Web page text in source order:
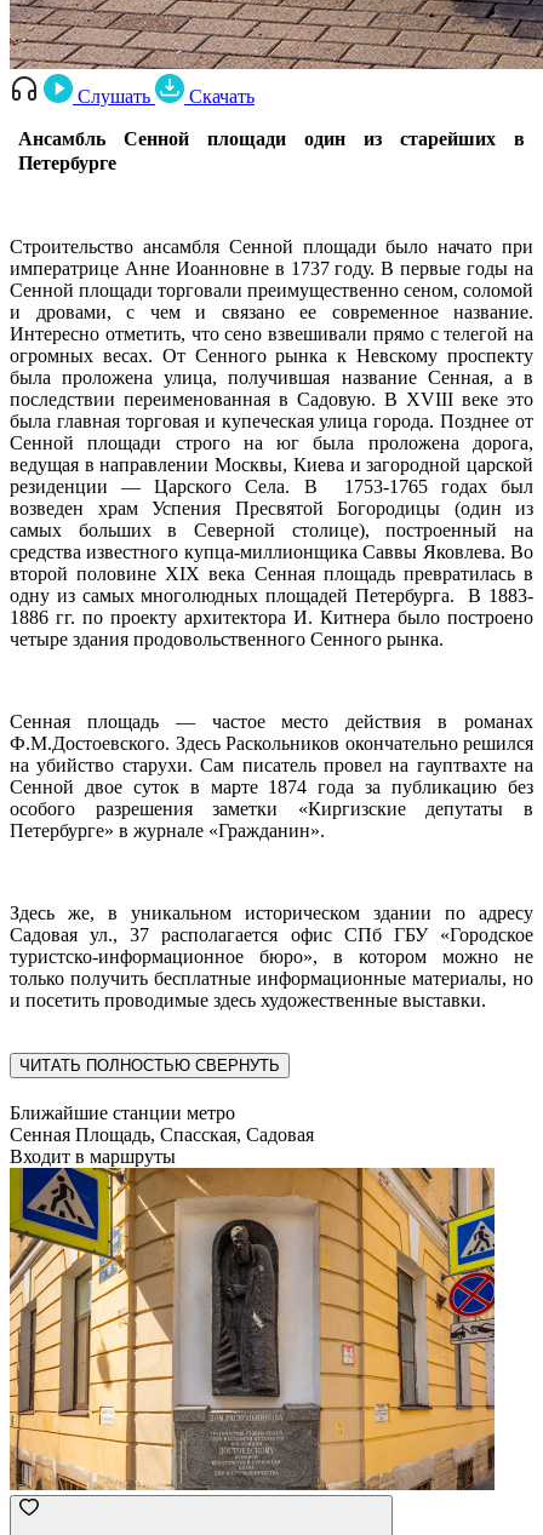
Слушать Скачать
Ансамбль Сенной площади один из старейших в
Петербурге
Строительство ансамбля Сенной площади было начато при
императрице Анне Иоанновне в 1737 году. В первые годы на
Сенной площади торговали преимущественно сеном, соломой
и дровами, с чем и связано ее современное название.
Интересно отметить, что сено взвешивали прямо с телегой на
огромных весах. От Сенного рынка к Невскому проспекту
была проложена улица, получившая название Сенная, а в
последствии переименованная в Садовую. В XVIII веке это
была главная торговая и купеческая улица города. Позднее от
Сенной площади строго на юг была проложена дорога,
ведущая в направлении Москвы, Киева и загородной царской
резиденции — Царского Села. В 1753-1765 годах был
возведен храм Успения Пресвятой Богородицы (один из
самых больших в Северной столице), построенный на
средства известного купца-миллионщика Саввы Яковлева. Во
второй половине XIX века Сенная площадь превратилась в
одну из самых многолюдных площадей Петербурга. В 1883-
1886 гг. по проекту архитектора И. Китнера было построено
четыре здания продовольственного Сенного рынка.
Сенная площадь — частое место действия в романах
Ф.М.Достоевского. Здесь Раскольников окончательно решился
на убийство старухи. Сам писатель провел на гауптвахте на
Сенной двое суток в марте 1874 года за публикацию без
особого разрешения заметки «Киргизские депутаты в
Петербурге» в журнале «Гражданин».
Здесь же, в уникальном историческом здании по адресу
Садовая ул., 37 располагается офис СПб ГБУ «Городское
туристско-информационное бюро», в котором можно не
только получить бесплатные информационные материалы, но
и посетить проводимые здесь художественные выставки.
ЧИТАТЬ ПОЛНОСТЬЮ СВЕРНУТЬ
Ближайшие станции метро
Сенная Площадь, Спасская, Садовая
Входит в маршруты